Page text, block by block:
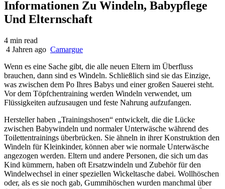
Informationen Zu Windeln, Babypflege
Und Elternschaft
4 min read
4 Jahren ago Camargue
Wenn es eine Sache gibt, die alle neuen Eltern im Überfluss
brauchen, dann sind es Windeln. Schließlich sind sie das Einzige,
was zwischen dem Po Ihres Babys und einer großen Sauerei steht.
Vor dem Töpfchentraining werden Windeln verwendet, um
Flüssigkeiten aufzusaugen und feste Nahrung aufzufangen.
Hersteller haben „Trainingshosen“ entwickelt, die die Lücke
zwischen Babywindeln und normaler Unterwäsche während des
Toilettentrainings überbrücken. Sie ähneln in ihrer Konstruktion den
Windeln für Kleinkinder, können aber wie normale Unterwäsche
angezogen werden. Eltern und andere Personen, die sich um das
Kind kümmern, haben oft Ersatzwindeln und Zubehör für den
Windelwechsel in einer speziellen Wickeltasche dabei. Wollhöschen
oder, als es sie noch gab, Gummihöschen wurden manchmal über